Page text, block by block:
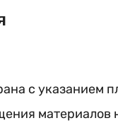
с указанием
материалов